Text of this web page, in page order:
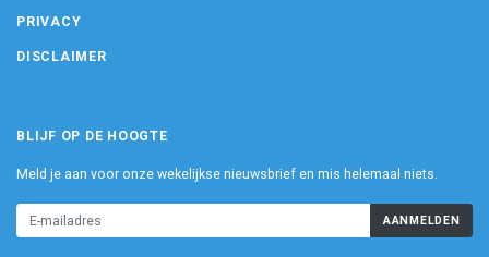
PRIVACY
DISCLAIMER
BLIJF OP DE HOOGTE
Meld je aan voor onze wekelijkse nieuwsbrief en mis helemaal niets.
AANMELDEN